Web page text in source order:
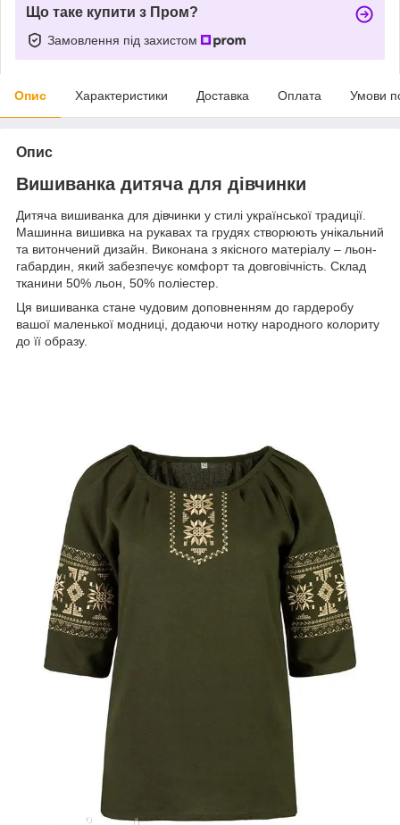
Що таке купити з Пром?
Замовлення під захистом
Опис Характеристики Доставка Оплата Умови
Опис
Вишиванка дитяча для дівчинки
Дитяча вишиванка для дівчинки у стилі української традиції.
Машинна вишивка на рукавах та грудях створюють унікальний
та витончений дизайн. Виконана з якісного матеріалу – льон-
габардин, який забезпечує комфорт та довговічність. Склад
тканини 50% льон, 50% поліестер.
Ця вишиванка стане чудовим доповненням до гардеробу
вашої маленької модниці, додаючи нотку народного колориту
до її образу.